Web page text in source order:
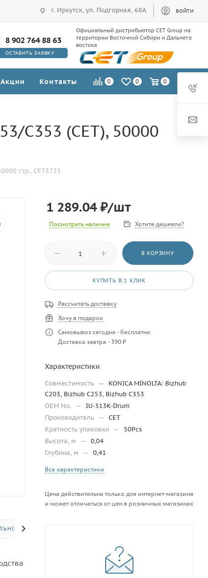
г. Иркутск, ул. Подгорная, 68А ВОЙТИ
8 902 764 88 63
ОСТАВИТЬ ЗАЯВКУ
Официальный дистрибьютор CET Group на
территории Восточной Сибири и Дальнего
востока
Акции Контакты 0 0 0
C353 (CET), 50000
стр., CET3723
1 289.04₽/шт
Посмотреть наличие Хотите дешевле?
В КОРЗИНУ
КУПИТЬ В 1 КЛИК
Рассчитать доставку
Хочу в подарок
Самовывоз сегодня - бесплатно
Доставка завтра - 390 ₽
Характеристики
Совместимость —
KONICA MINOLTA: Bizhub
C203, Bizhub C253, Bizhub C353
OEM No.
—
IU-313K-Drum
Производитель —
CET
Кратность упаковки
—
50Pcs
Высота, м
—
0,04
Глубина, м
— 0,41
Все характеристики
Цена действительна только для интернет-магазина
и может отличаться от цен в розничных магазинах